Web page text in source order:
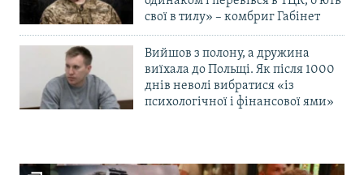
свої в тилу» – комбриг Габінет
Вийшов з полону, а дружина
виїхала до Польщі. Як після 1000
днів неволі вибратися «із
психологічної і фінансової ями»